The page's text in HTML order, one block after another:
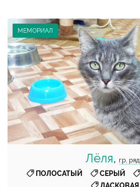
МЕМОРИАЛ
Лёля, г.р, ряд
ПОЛОСАТЫЙ
СЕРЫЙ